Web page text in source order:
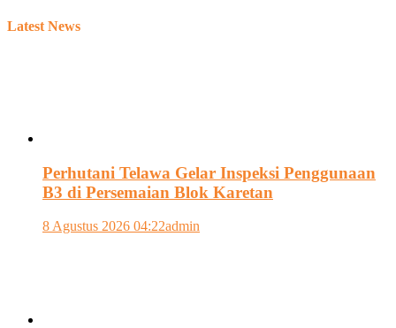
Latest News
Perhutani Telawa Gelar Inspeksi Penggunaan
B3 di Persemaian Blok Karetan
8 Agustus 2026 04:22admin